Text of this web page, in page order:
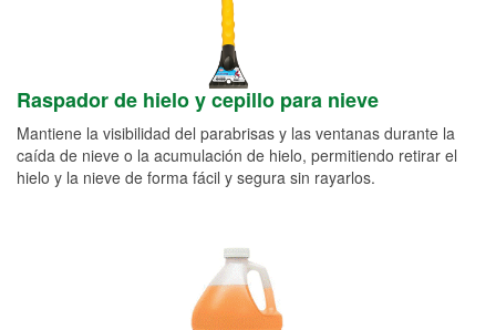
Raspador de hielo y cepillo para nieve
Mantiene la visibilidad del parabrisas y las ventanas durante la
caída de nieve o la acumulación de hielo, permitiendo retirar el
hielo y la nieve de forma fácil y segura sin rayarlos.